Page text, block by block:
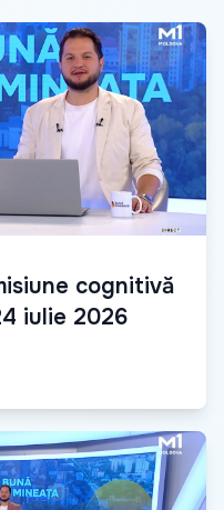
cognitivă
iulie 2026